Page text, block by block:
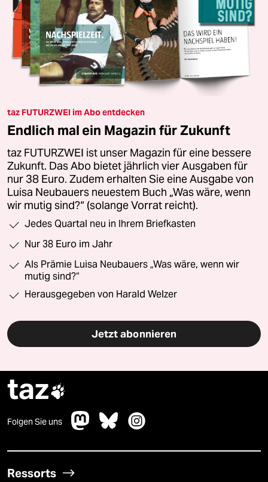
taz FUTURZWEI im Abo entdecken
Endlich mal ein Magazin für Zukunft
taz FUTURZWEI ist unser Magazin für eine bessere
Zukunft. Das Abo bietet jährlich vier Ausgaben für
nur 38 Euro. Zudem erhalten Sie eine Ausgabe von
Luisa Neubauers neuestem Buch „Was wäre, wenn
wir mutig sind?“ (solange Vorrat reicht).
Jedes Quartal neu in Ihrem Briefkasten
Nur 38 Euro im Jahr
Als Prämie Luisa Neubauers „Was wäre, wenn wir
mutig sind?“
Herausgegeben von Harald Welzer
Jetzt abonnieren
taz
Folgen Sie uns
Ressorts